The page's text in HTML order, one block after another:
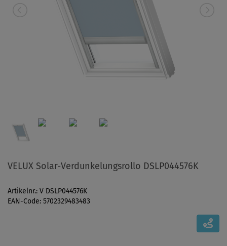
VELUX Solar-Verdunkelungsrollo DSLP044576K
Artikelnr.: V DSLP044576K
EAN-Code: 5702329483483